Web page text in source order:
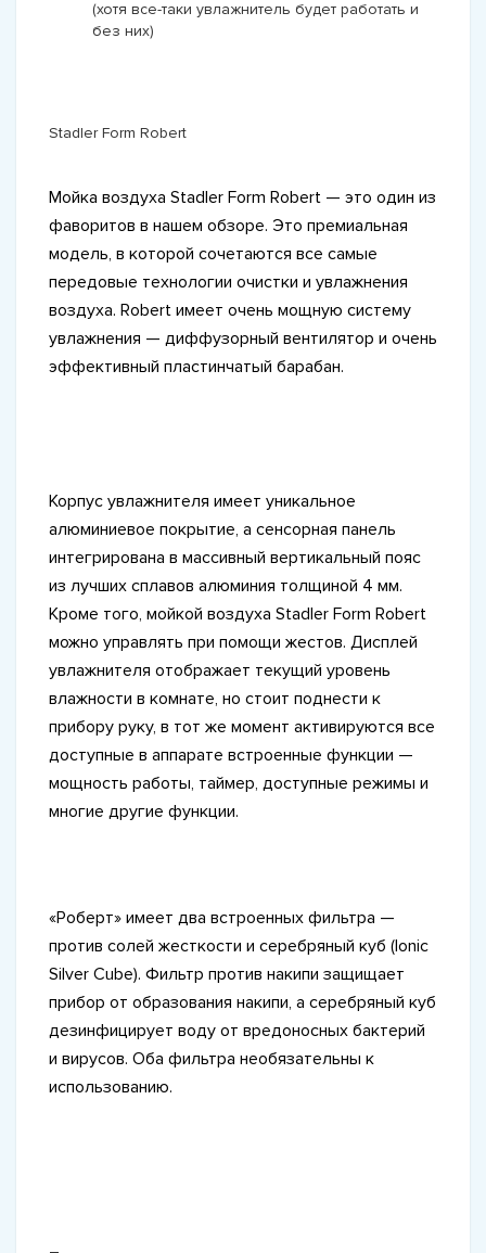
(хотя все-таки увлажнитель будет работать и
без них)
Stadler Form Robert
Мойка воздуха Stadler Form Robert — это один из
фаворитов в нашем обзоре. Это премиальная
модель, в которой сочетаются все самые
передовые технологии очистки и увлажнения
воздуха. Robert имеет очень мощную систему
увлажнения — диффузорный вентилятор и очень
эффективный пластинчатый барабан.
Корпус увлажнителя имеет уникальное
алюминиевое покрытие, а сенсорная панель
интегрирована в массивный вертикальный пояс
из лучших сплавов алюминия толщиной 4 мм.
Кроме того, мойкой воздуха Stadler Form Robert
можно управлять при помощи жестов. Дисплей
увлажнителя отображает текущий уровень
влажности в комнате, но стоит поднести к
прибору руку, в тот же момент активируются все
доступные в аппарате встроенные функции —
мощность работы, таймер, доступные режимы и
многие другие функции.
«Роберт» имеет два встроенных фильтра —
против солей жесткости и серебряный куб (Ionic
Silver Cube). Фильтр против накипи защищает
прибор от образования накипи, а серебряный куб
дезинфицирует воду от вредоносных бактерий
и вирусов. Оба фильтра необязательны к
использованию.